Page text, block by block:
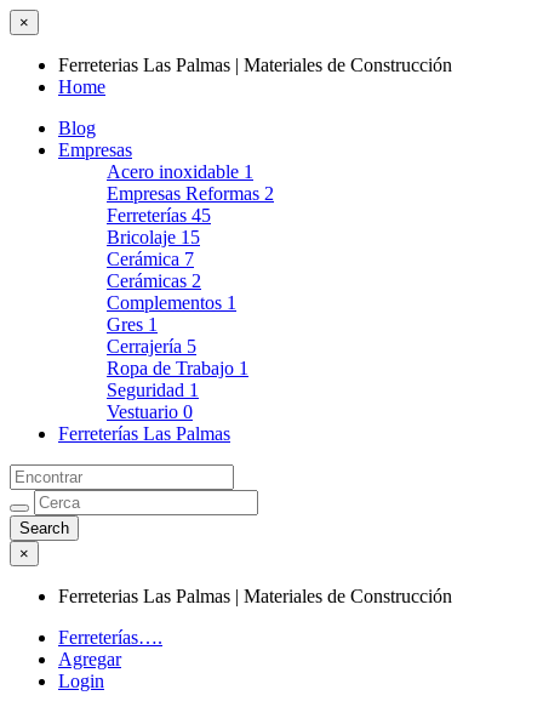
×
Ferreterias Las Palmas | Materiales de Construcción
Home
Blog
Empresas
Acero inoxidable 1
Empresas Reformas 2
Ferreterías 45
Bricolaje 15
Cerámica 7
Cerámicas 2
Complementos 1
Gres 1
Cerrajería 5
Ropa de Trabajo 1
Seguridad 1
Vestuario 0
Ferreterías Las Palmas
×
Ferreterias Las Palmas | Materiales de Construcción
Ferreterías….
Agregar
Login